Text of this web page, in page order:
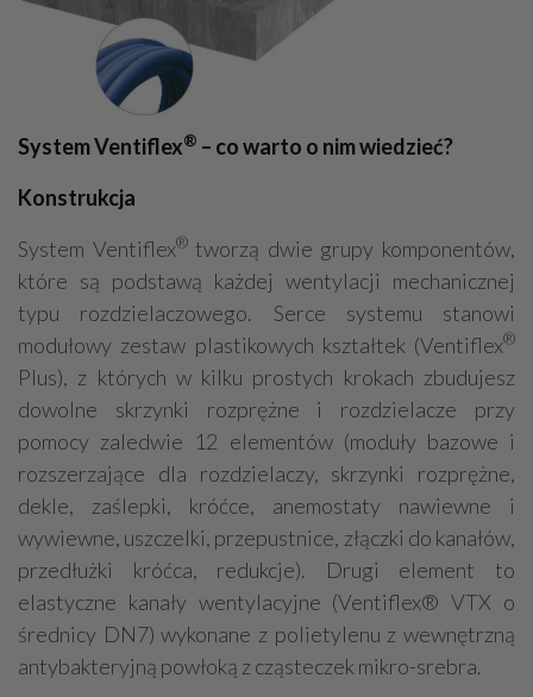
System Ventiflex® – co warto o nim wiedzieć?
Konstrukcja
System Ventiflex®tworzą dwie grupy komponentów,
które są podstawą każdej wentylacji mechanicznej
typu rozdzielaczowego. Serce systemu stanowi
modułowy zestaw plastikowych kształtek (Ventiflex®
Plus), z których w kilku prostych krokach zbudujesz
dowolne skrzynki rozprężne i rozdzielacze przy
pomocy zaledwie 12 elementów (moduły bazowe i
rozszerzające dla rozdzielaczy, skrzynki rozprężne,
dekle, zaślepki, króćce, anemostaty nawiewne i
wywiewne, uszczelki, przepustnice, złączki do kanałów,
przedłużki króćca, redukcje). Drugi element to
elastyczne kanały wentylacyjne (Ventiflex® VTX o
średnicy DN7) wykonane z polietylenu z wewnętrzną
antybakteryjną powłoką z cząsteczek mikro-srebra.